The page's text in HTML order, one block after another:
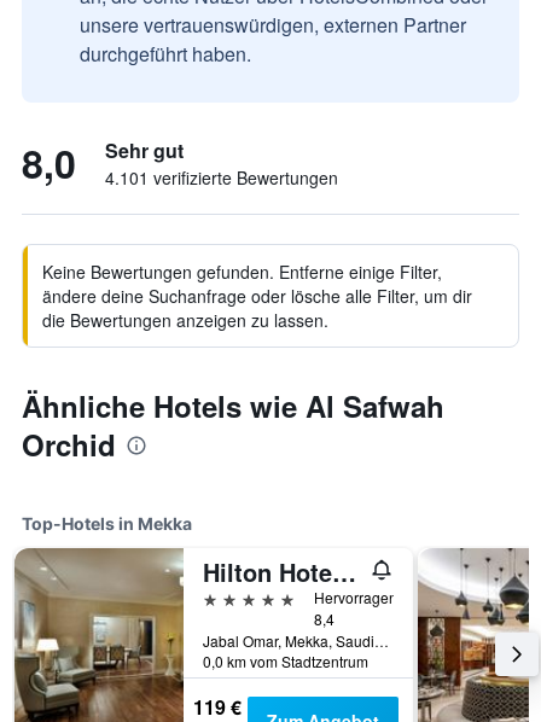
unsere vertrauenswürdigen, externen Partner
durchgeführt haben.
8,0 Sehr gut
4.101 verifizierte Bewertungen
Keine Bewertungen gefunden. Entferne einige Filter,
ändere deine Suchanfrage oder lösche alle Filter, um dir
die Bewertungen anzeigen zu lassen.
Ähnliche Hotels wie Al Safwah
Orchid
Top-Hotels in Mekka
Hilton Hotel & Convention Jabal Omar Makkah
5 Sterne
Hervorragend
8,4
Jabal Omar, Mekka, Saudi-Arabien
0,0 km vom Stadtzentrum
119 €